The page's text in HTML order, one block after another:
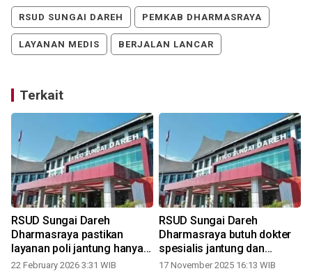
RSUD SUNGAI DAREH PEMKAB DHARMASRAYA
LAYANAN MEDIS BERJALAN LANCAR
Terkait
RSUD Sungai Dareh
Dharmasraya pastikan
layanan poli jantung hanya
tutup sementara, April
22 February 2026 3:31 WIB
RSUD Sungai Dareh
Dharmasraya butuh dokter
spesialis jantung dan
urologi
17 November 2025 16:13 WIB